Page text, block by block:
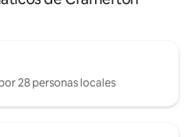
28 personas locales